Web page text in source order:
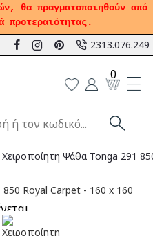
θα πραγματοποιηθούν από
2313.076.249
0
Χειροποίητη Ψάθα Tonga 291